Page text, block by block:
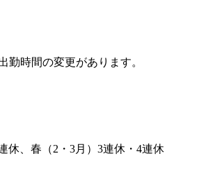
勤時間の変更があります。
休、春（2・3月）3連休・4連休